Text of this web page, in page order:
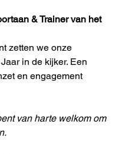
& Trainer van het
zetten we onze
in de kijker. Een
en engagement
van harte welkom om